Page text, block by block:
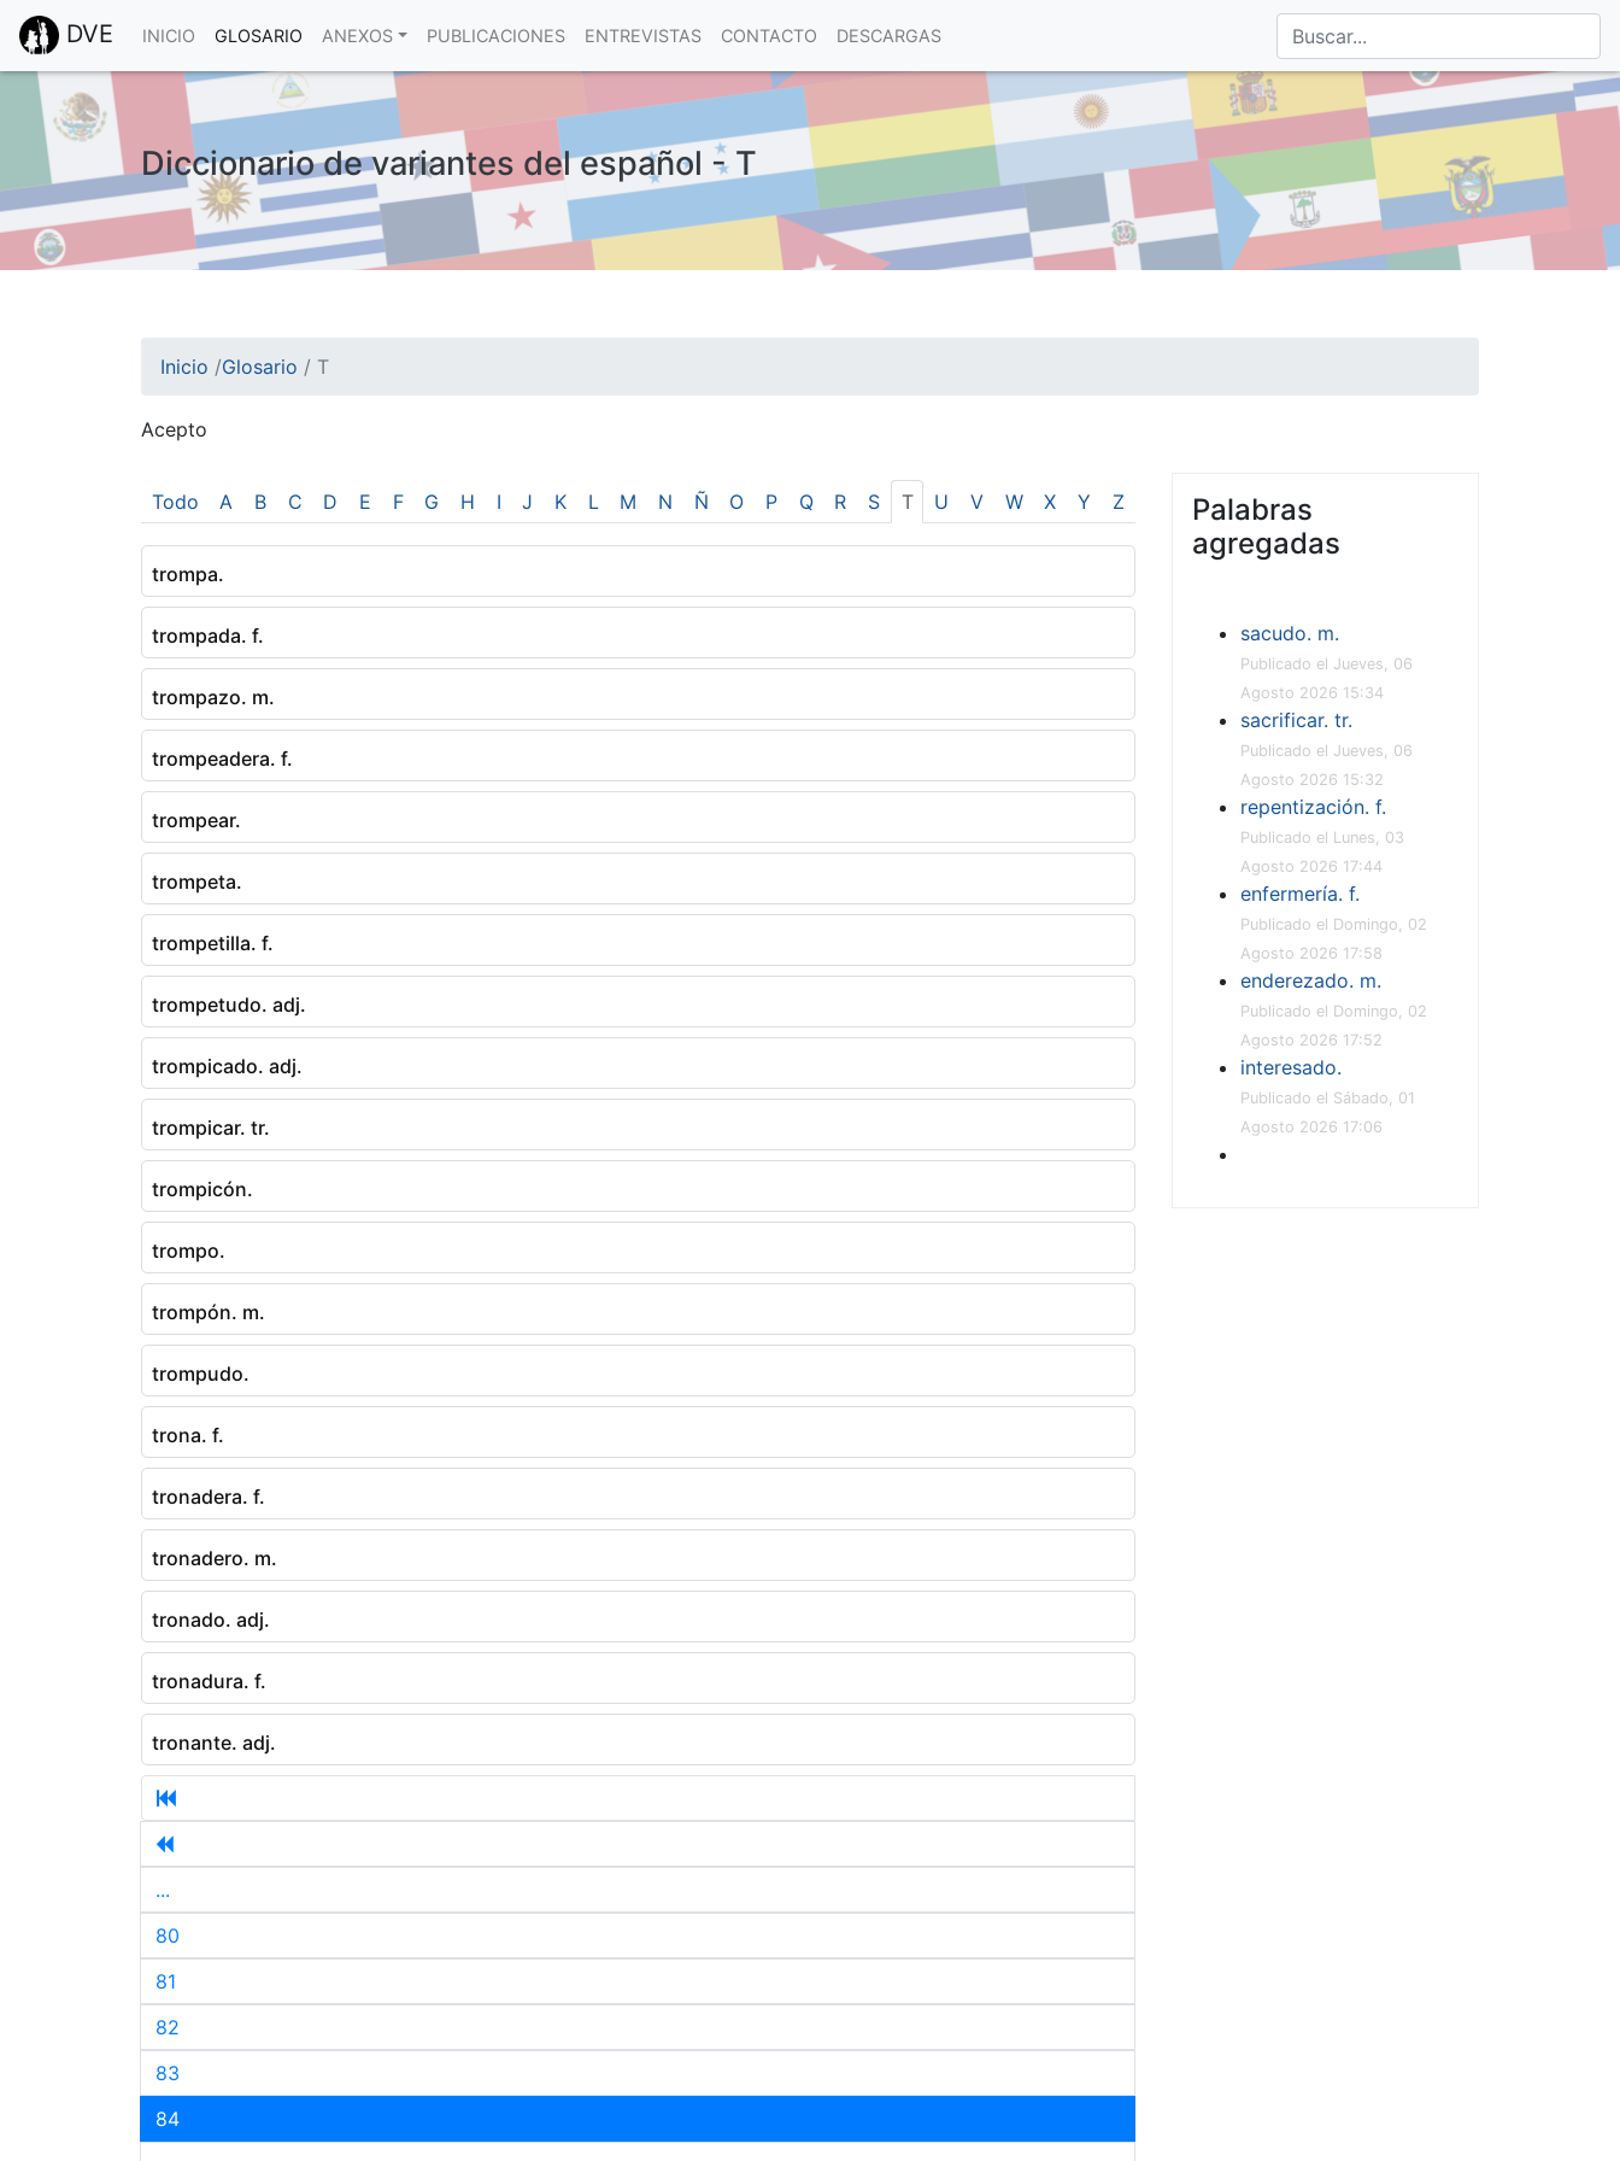
DVE INICIO GLOSARIO ANEXOS PUBLICACIONES ENTREVISTAS CONTACTO DESCARGAS
Diccionario de variantes del español - T
Inicio /Glosario / T
Acepto
Todo A B C D E F G H I J K L M N Ñ O P Q R S T U V W X Y Z
trompa.
trompada. f.
trompazo. m.
trompeadera. f.
trompear.
trompeta.
trompetilla. f.
trompetudo. adj.
trompicado. adj.
trompicar. tr.
trompicón.
trompo.
trompón. m.
trompudo.
trona. f.
tronadera. f.
tronadero. m.
tronado. adj.
tronadura. f.
tronante. adj.
...
80
81
82
83
84
Palabras
agregadas
sacudo. m.
Publicado el Jueves, 06
Agosto 2026 15:34
sacrificar. tr.
Publicado el Jueves, 06
Agosto 2026 15:32
repentización. f.
Publicado el Lunes, 03
Agosto 2026 17:44
enfermería. f.
Publicado el Domingo, 02
Agosto 2026 17:58
enderezado. m.
Publicado el Domingo, 02
Agosto 2026 17:52
interesado.
Publicado el Sábado, 01
Agosto 2026 17:06